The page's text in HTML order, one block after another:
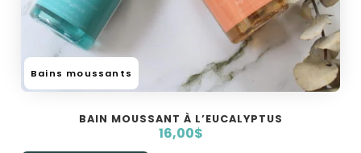
Bains moussants
BAIN MOUSSANT À L’EUCALYPTUS
16,00$